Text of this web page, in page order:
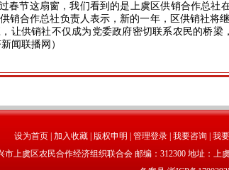
春节这扇窗，我们看到的是上虞区供销合作总社
销合作总社负责人表示，新的一年，区供销社将
让供销社不仅成为党委政府密切联系农民的桥梁
闻联播网）
设为首页 加入收藏 版权申明 管理登录 我要咨询 我
市上虞区农民合作经济组织联合会 邮编：312300 地址：上